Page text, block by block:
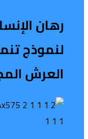
رهان
لنموذج
العرش